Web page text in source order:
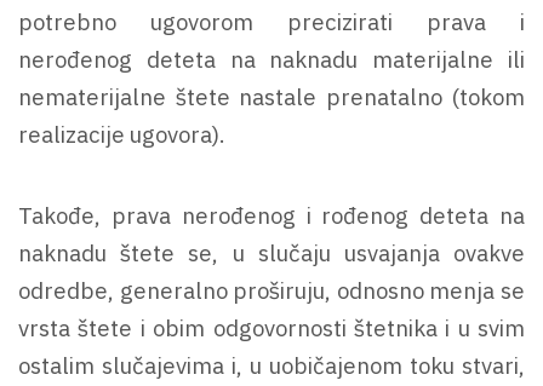
potrebno ugovorom precizirati prava i
nerođenog deteta na naknadu materijalne ili
nematerijalne štete nastale prenatalno (tokom
realizacije ugovora).
Takođe, prava nerođenog i rođenog deteta na
naknadu štete se, u slučaju usvajanja ovakve
odredbe, generalno proširuju, odnosno menja se
vrsta štete i obim odgovornosti štetnika i u svim
ostalim slučajevima i, u uobičajenom toku stvari,